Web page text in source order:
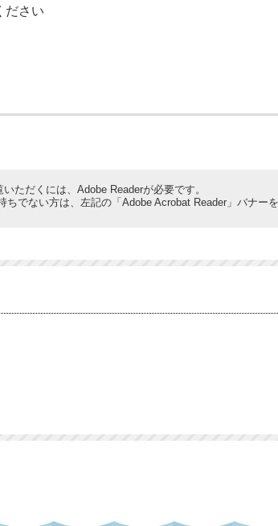
ださい
ただくには、Adobe Readerが必要です。
ちでない方は、左記の「Adobe Acrobat Reader」バナー